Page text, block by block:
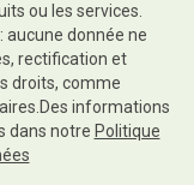
ou les services.
aucune donnée ne
rectification et
droits, comme
informations
dans notre Politique